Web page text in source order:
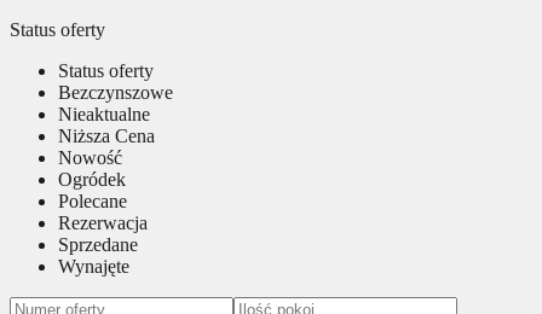
Status oferty
Status oferty
Bezczynszowe
Nieaktualne
Niższa Cena
Nowość
Ogródek
Polecane
Rezerwacja
Sprzedane
Wynajęte